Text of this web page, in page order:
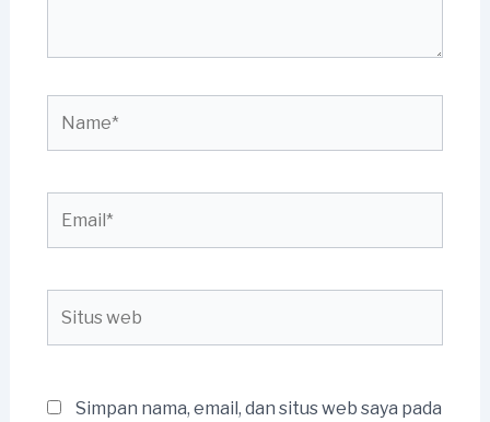
web
Simpan nama, email, dan situs web saya pada